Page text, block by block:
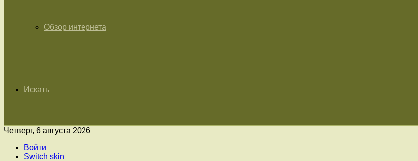
Обзор интернета
Искать
Четверг, 6 августа 2026
Войти
Switch skin